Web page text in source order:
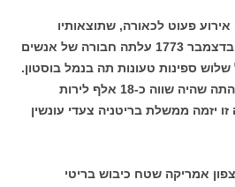
פעוט לכאורה, שתוצאותיו
מפליגות. בלילה של ה-16 בדצמבר 1773 עלתה חבורה של אנשים
ספינות טעונות תה בנמל בוסטון.
הם השליכו לים את מטען התה שהיה שווה כ-18 אלף לירות
יזמה ממשלת בריטניה צעדי עונשין
אמריקה שטח כיבוש בריטי